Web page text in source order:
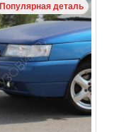
Популярная деталь